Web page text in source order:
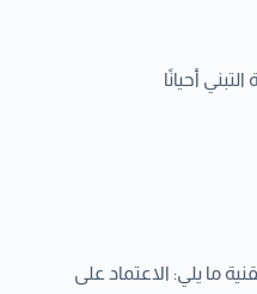
أحيانًا
ما يلي: الاعتماد على